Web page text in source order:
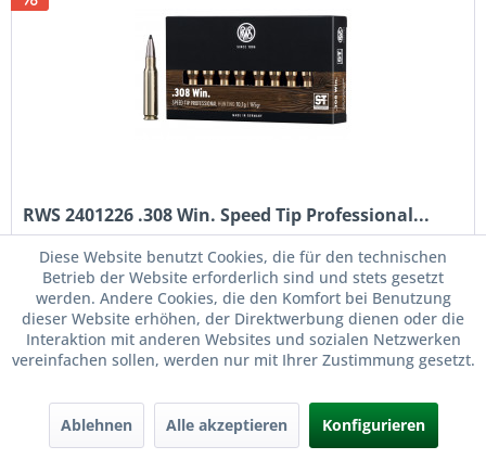
RWS 2401226 .308 Win. Speed Tip Professional...
RWS 2401226 .308 Win. Speed Tip Professional
10,7g/165grs. Kaliber: .308 Win. Artikel-Nr.: 2401226 EAN:
4000294012266 RWS hat nun ein passendes jagdliches
Geschoss entwickelt, welches...
Inhalt20 Stück(4,45 € * / 1 Stück)
ab 89,00 € *
Merken
Diese Website benutzt Cookies, die für den technischen
Betrieb der Website erforderlich sind und stets gesetzt
werden. Andere Cookies, die den Komfort bei Benutzung
dieser Website erhöhen, der Direktwerbung dienen oder die
Interaktion mit anderen Websites und sozialen Netzwerken
vereinfachen sollen, werden nur mit Ihrer Zustimmung gesetzt.
Ablehnen Alle akzeptieren Konfigurieren